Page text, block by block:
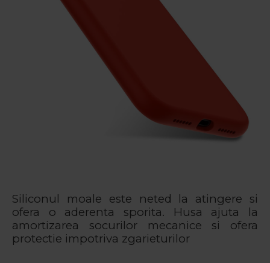
Siliconul moale este neted la atingere si
ofera o aderenta sporita. Husa ajuta la
amortizarea socurilor mecanice si ofera
protectie impotriva zgarieturilor